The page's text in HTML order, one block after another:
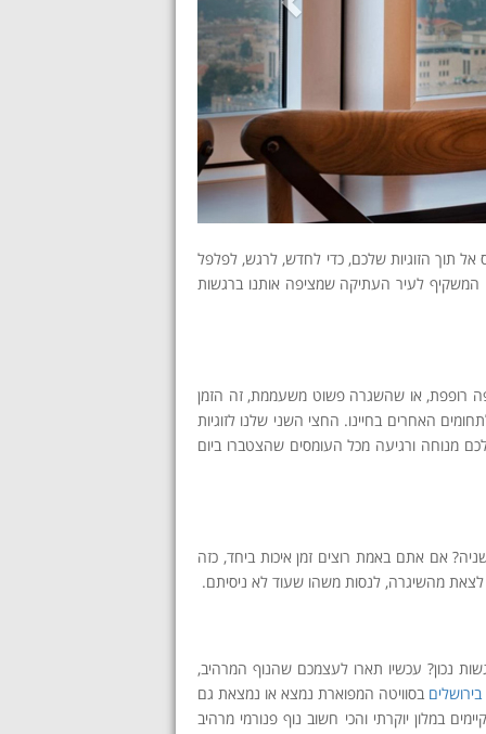
תוך הזוגיות שלכם, כדי לחדש, לרגש, לפלפל
המשקיף לעיר העתיקה שמציפה אותנו ברגשות
רופפת, או שהשגרה פשוט משעממת, זה הזמן
האחרים בחיינו. החצי השני שלנו לזוגיות
מנוחה ורגיעה מכל העומסים שהצטברו ביום
אם אתם באמת רוצים זמן איכות ביחד, כזה
מהשיגרה, לנסות משהו שעוד לא ניסיתם.
נכון? עכשיו תארו לעצמכם שהנוף המרהיב,
בסוויטה המפוארת נמצא או נמצאת גם
במלון יוקרתי והכי חשוב נוף פנורמי מרהיב